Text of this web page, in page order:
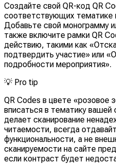
Создайте свой QR-код QR
соответствующих тематике
Добавьте свой монограмму
также включите рамки QR
действию, такими как
подтвердить участие» или
подробности мероприятия».
💡 Pro tip
QR Codes в цвете «розовое
вписаться в тематику вашей
делает сканирование
читаемости, всегда
функциональности, а не
сканируемости на сайте
если контраст будет